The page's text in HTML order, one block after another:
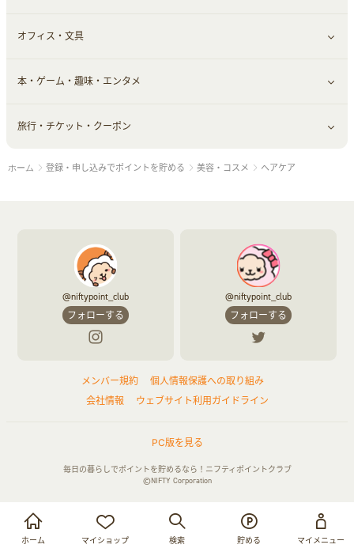
お買い物・サービス利用で貯める
ログイン
ホーム マイショップ 検索 貯める マイメニュー
脱毛用品
美容食品
日用品・薬局・からだ
お役立ち
生活雑貨・家具インテリア
赤ちゃん・こども・マタニティ
ペット
ギフト・贈答品
フラワー
すべて見る
習い事・学習・学校
オフィス・文具
すべて見る
オフィス・文具
本・ゲーム・趣味・エンタメ
すべて見る
ゲーム・趣味
旅行・チケット・クーポン
すべて見る
チケット・クーポン・チラシ
ホーム 登録・申し込みでポイントを貯める 美容・コスメ ヘアケア
@niftypoint_club
フォローする
@niftypoint_club
フォローする
メンバー規約
個人情報保護への取り組み
会社情報
ウェブサイト利用ガイドライン
PC版を見る
毎日の暮らしでポイントを貯めるなら！ニフティポイントクラブ
©NIFTY Corporation